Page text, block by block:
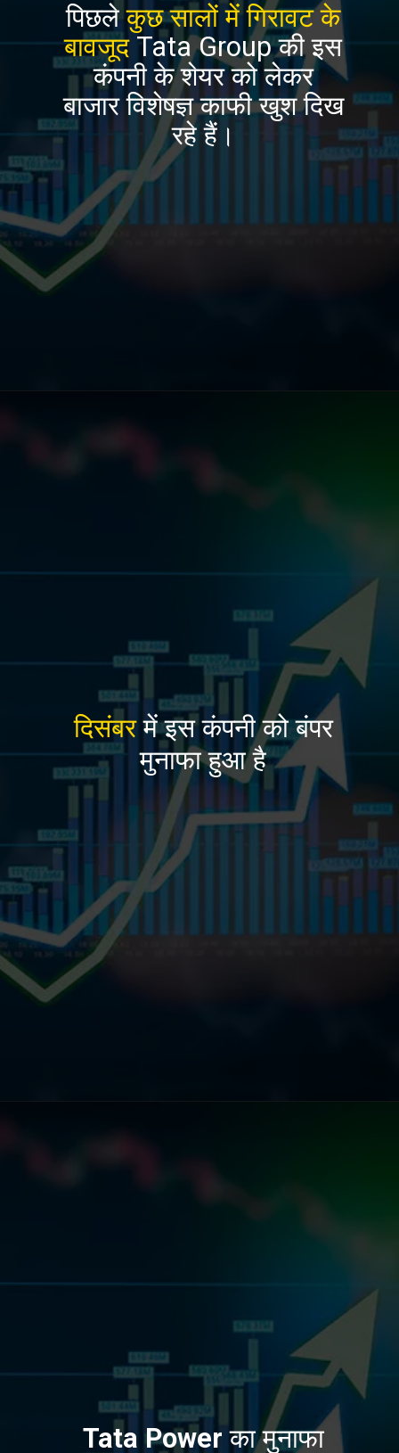
पिछलेकुछ सालों में गिरावट के
बावजूदTata Group की इस
कंपनी के शेयर को लेकर
बाजार विशेषज्ञ काफी खुश दिख
रहे हैं।
दिसंबरमें इस कंपनी को बंपर
मुनाफा हुआ है
Tata Power का मुनाफा